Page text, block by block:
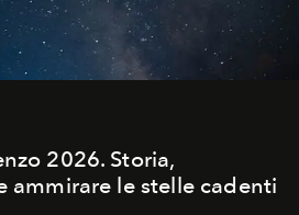
2026. Storia,
ammirare le stelle cadenti